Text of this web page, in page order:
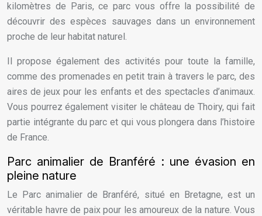
kilomètres de Paris, ce parc vous offre la possibilité de
découvrir des espèces sauvages dans un environnement
proche de leur habitat naturel.
Il propose également des activités pour toute la famille,
comme des promenades en petit train à travers le parc, des
aires de jeux pour les enfants et des spectacles d’animaux.
Vous pourrez également visiter le château de Thoiry, qui fait
partie intégrante du parc et qui vous plongera dans l’histoire
de France.
Parc animalier de Branféré : une évasion en
pleine nature
Le Parc animalier de Branféré, situé en Bretagne, est un
véritable havre de paix pour les amoureux de la nature. Vous